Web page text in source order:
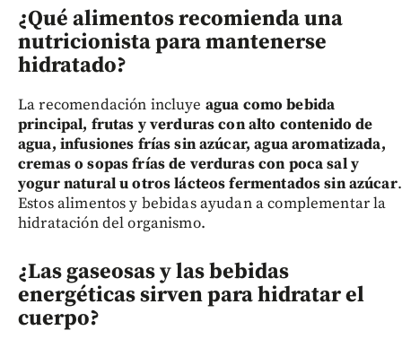
¿Qué alimentos recomienda una
nutricionista para mantenerse
hidratado?
La recomendación incluye agua como bebida
principal, frutas y verduras con alto contenido de
agua, infusiones frías sin azúcar, agua aromatizada,
cremas o sopas frías de verduras con poca sal y
yogur natural u otros lácteos fermentados sin azúcar.
Estos alimentos y bebidas ayudan a complementar la
hidratación del organismo.
¿Las gaseosas y las bebidas
energéticas sirven para hidratar el
cuerpo?